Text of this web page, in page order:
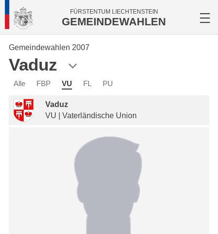
FÜRSTENTUM LIECHTENSTEIN
GEMEINDEWAHLEN
Gemeindewahlen 2007
Vaduz
Alle FBP VU FL PU
Vaduz
VU | Vaterländische Union